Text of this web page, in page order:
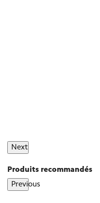
Next
Produits recommandés
Previous